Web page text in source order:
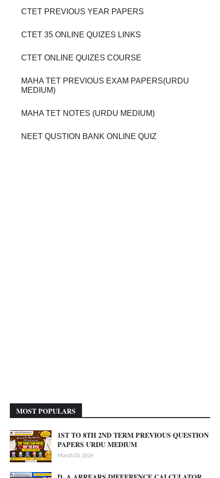
CTET PREVIOUS YEAR PAPERS
CTET 35 ONLINE QUIZES LINKS
CTET ONLINE QUIZES COURSE
MAHA TET PREVIOUS EXAM PAPERS(URDU
MEDIUM)
MAHA TET NOTES (URDU MEDIUM)
NEET QUSTION BANK ONLINE QUIZ
MOST POPULARS
1ST TO 8TH 2ND TERM PREVIOUS QUESTION
PAPERS URDU MEDIUM
March 03, 2026